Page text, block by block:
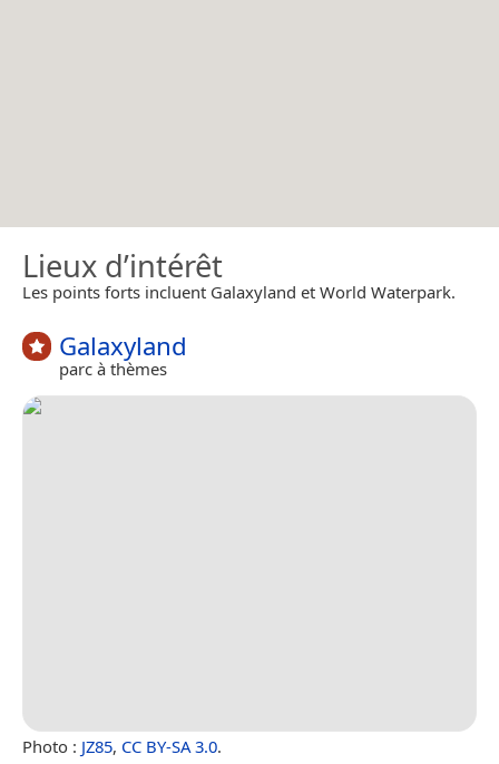
Lieux d’intérêt
Les points forts incluent Galaxyland et World Waterpark.
Galaxyland
parc à thèmes
Photo : JZ85, CC BY-SA 3.0.